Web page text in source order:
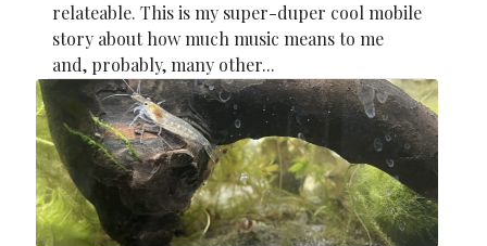
relateable. This is my super-duper cool mobile
story about how much music means to me
and, probably, many other...